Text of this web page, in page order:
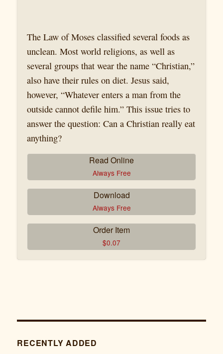
The Law of Moses classified several foods as
unclean. Most world religions, as well as
several groups that wear the name “Christian,”
also have their rules on diet. Jesus said,
however, “Whatever enters a man from the
outside cannot defile him.” This issue tries to
answer the question: Can a Christian really eat
anything?
Read Online
Always Free
Download
Always Free
Order Item
$0.07
RECENTLY ADDED